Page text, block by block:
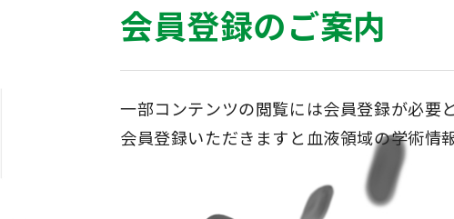
会員登録のご案内
一部コンテンツの閲覧には会員登録が必要と
会員登録いただきますと血液領域の学術情